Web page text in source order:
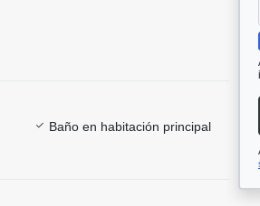
Baño en habitación principal